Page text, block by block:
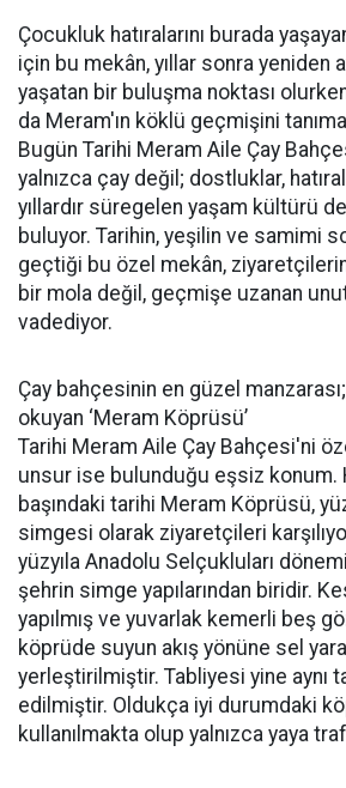
Çocukluk hatıralarını burada
için bu mekân, yıllar sonra yeniden
yaşatan bir buluşma noktası
da Meram'ın köklü geçmişini
Bugün Tarihi Meram Aile Çay
yalnızca çay değil; dostluklar,
yıllardır süregelen yaşam kültürü
buluyor. Tarihin, yeşilin ve samimi
geçtiği bu özel mekân,
bir mola değil, geçmişe uzanan
vadediyor.
Çay bahçesinin en güzel
okuyan ‘Meram Köprüsü’
Tarihi Meram Aile Çay Bahçesi'ni
unsur ise bulunduğu eşsiz konum.
başındaki tarihi Meram Köprüsü,
simgesi olarak ziyaretçileri
yüzyıla Anadolu Selçukluları
şehrin simge yapılarından biridir.
yapılmış ve yuvarlak kemerli beş
köprüde suyun akış yönüne sel
yerleştirilmiştir. Tabliyesi yine aynı
edilmiştir. Oldukça iyi durumdaki
kullanılmakta olup yalnızca yaya